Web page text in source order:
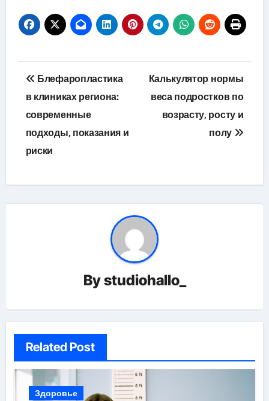
Навигация
по
записям
Блефаропластика
в клиниках региона:
современные
подходы, показания и
риски
Калькулятор нормы
веса подростков по
возрасту, росту и
полу
Bystudiohallo_
Related Post
Здоровье